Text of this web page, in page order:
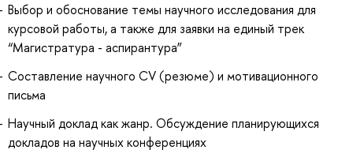
Выбор и обоснование темы научного исследования для
курсовой работы, а также для заявки на единый трек
“Магистратура - аспирантура”
Составление научного CV (резюме) и мотивационного
письма
Научный доклад как жанр. Обсуждение планирующихся
докладов на научных конференциях